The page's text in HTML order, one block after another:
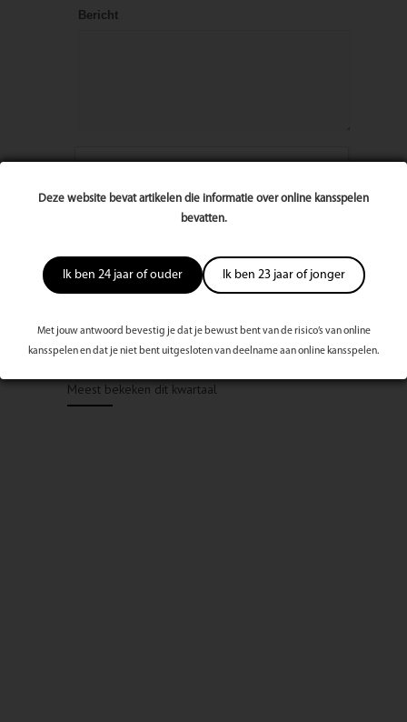
Deze website bevat artikelen die informatie over online kansspelen
bevatten.
Ik ben 24 jaar of ouder Ik ben 23 jaar of jonger
Met jouw antwoord bevestig je dat je bewust bent van de risico’s van online
kansspelen en dat je niet bent uitgesloten van deelname aan online kansspelen.
Bericht
Meest bekeken dit kwartaal